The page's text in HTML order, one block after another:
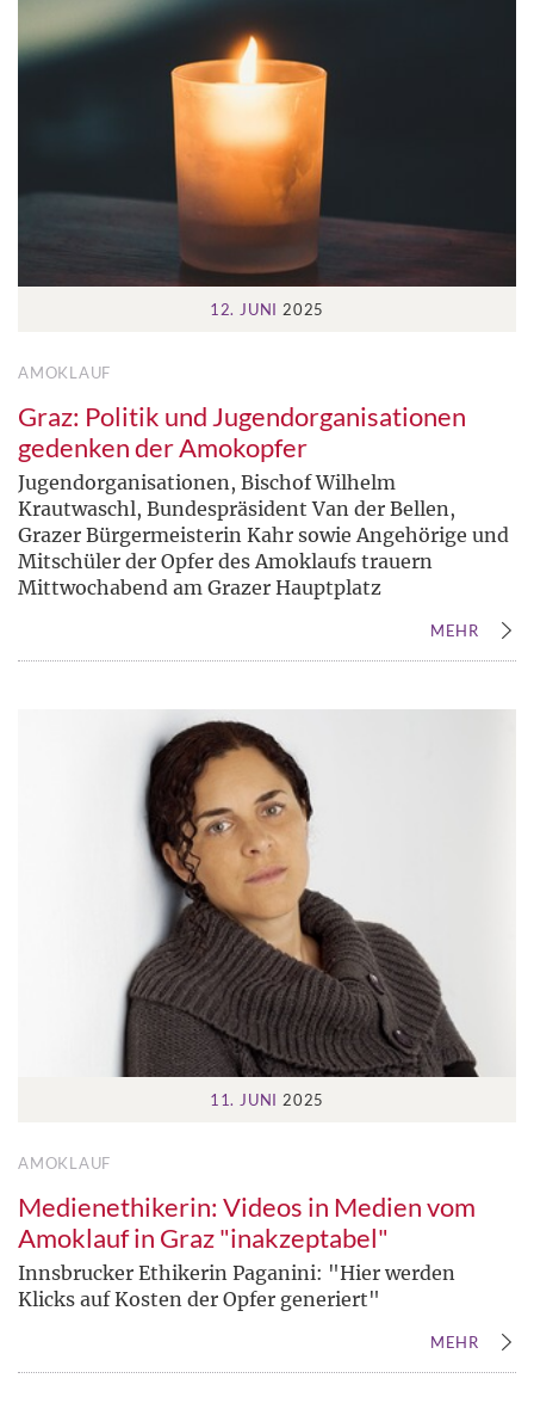
12. JUNI 2025
AMOKLAUF
Graz: Politik und Jugendorganisationen
gedenken der Amokopfer
Jugendorganisationen, Bischof Wilhelm
Krautwaschl, Bundespräsident Van der Bellen,
Grazer Bürgermeisterin Kahr sowie Angehörige und
Mitschüler der Opfer des Amoklaufs trauern
Mittwochabend am Grazer Hauptplatz
MEHR
11. JUNI 2025
AMOKLAUF
Medienethikerin: Videos in Medien vom
Amoklauf in Graz "inakzeptabel"
Innsbrucker Ethikerin Paganini: "Hier werden
Klicks auf Kosten der Opfer generiert"
MEHR